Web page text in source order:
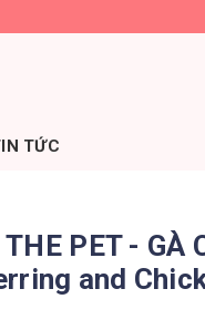
TỨC
PET - GÀ
and